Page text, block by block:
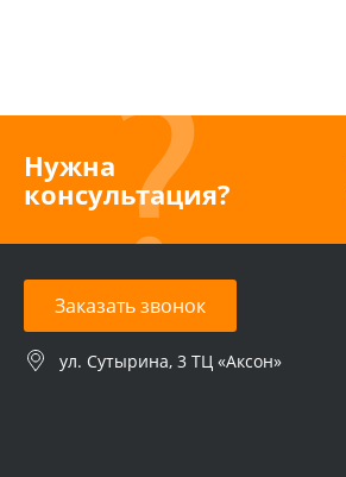
Нужна
консультация?
Заказать звонок
ул. Сутырина, 3 ТЦ «Аксон»